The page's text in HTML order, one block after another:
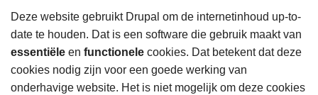
Deze website gebruikt Drupal om de internetinhoud up-to-
date te houden. Dat is een software die gebruik maakt van
essentiële en functionele cookies. Dat betekent dat deze
cookies nodig zijn voor een goede werking van
onderhavige website. Het is niet mogelijk om deze cookies